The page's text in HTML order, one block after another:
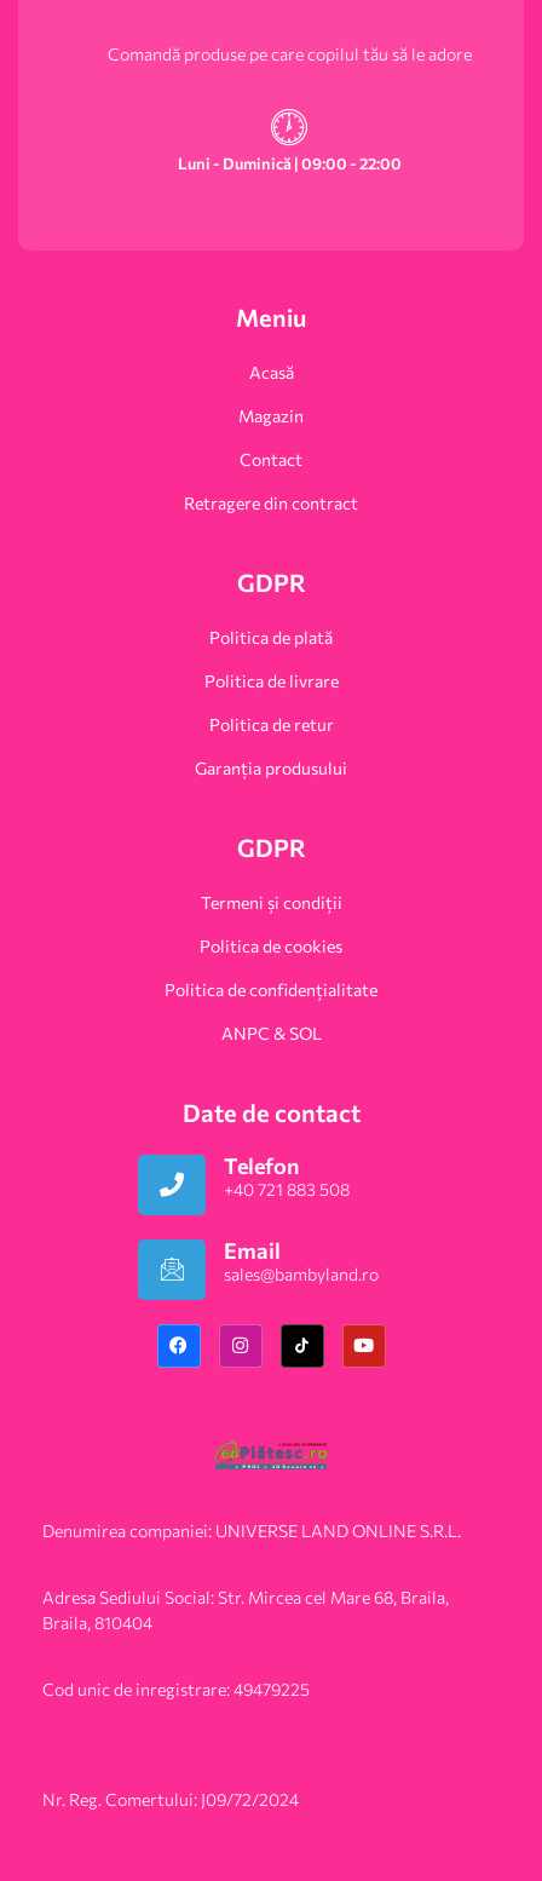
Comandă produse pe care copilul tău să le adore
Luni - Duminică | 09:00 - 22:00
Meniu
Acasă
Magazin
Contact
Retragere din contract
GDPR
Politica de plată
Politica de livrare
Politica de retur
Garanția produsului
GDPR
Termeni și condiții
Politica de cookies
Politica de confidențialitate
ANPC & SOL
Date de contact
Telefon
+40 721 883 508
Email
sales@bambyland.ro​
Denumirea companiei: UNIVERSE LAND ONLINE S.R.L.
Adresa Sediului Social: Str. Mircea cel Mare 68, Braila,
Braila, 810404
Cod unic de inregistrare: 49479225
Nr. Reg. Comertului: J09/72/2024